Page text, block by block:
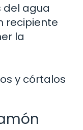
del agua
recipiente
la
y córtalos